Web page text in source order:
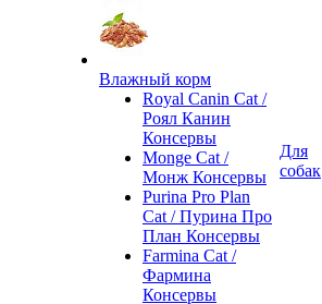
Влажный корм
Royal Canin Cat /
Роял Канин
Консервы
Monge Cat /
Монж Консервы
Purina Pro Plan
Cat / Пурина Про
План Консервы
Farmina Cat /
Фармина
Консервы
Для
собак